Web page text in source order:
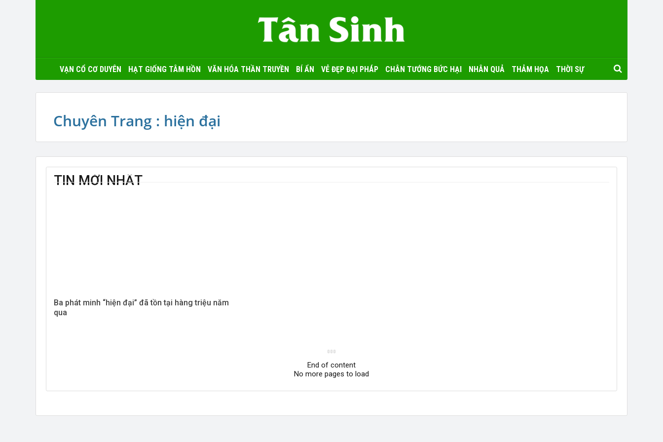
VẠN CỔ CƠ DUYÊN HẠT GIỐNG TÂM HỒN VĂN HÓA THẦN TRUYỀN BÍ ẨN VẺ ĐẸP ĐẠI PHÁP CHÂN TƯỚNG BỨC HẠI NHÂN QUẢ THẢM HỌA THỜI SỰ
Chuyên Trang : hiện đại
TIN MỚI NHẤT
Ba phát minh “hiện đại” đã tồn tại hàng triệu năm
qua
End of content
No more pages to load